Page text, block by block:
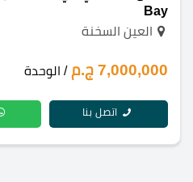
Bay
العين السخنة
7,000,000 ج.م / الوحدة
اتصل بنا